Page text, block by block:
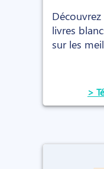
livres
sur les
>